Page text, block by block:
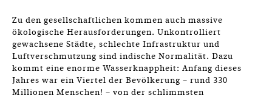
Zu den gesellschaftlichen kommen auch massive
ökologische Herausforderungen. Unkontrolliert
gewachsene Städte, schlechte Infrastruktur und
Luftverschmutzung sind indische Normalität. Dazu
kommt eine enorme Wasserknappheit: Anfang dieses
Jahres war ein Viertel der Bevölkerung – rund 330
Millionen Menschen! – von der schlimmsten